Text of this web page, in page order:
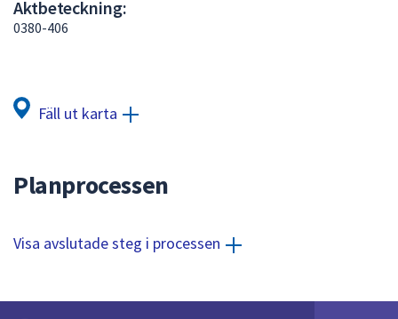
Aktbeteckning:
0380-406
Fäll ut karta
Planprocessen
Visa avslutade steg i processen